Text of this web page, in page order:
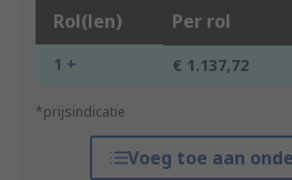
Rol(len) Per rol
1 + € 1.137,72
*prijsindicatie
Voeg toe aan